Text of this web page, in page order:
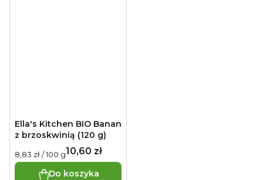
Ella's Kitchen BIO Banan
z brzoskwinią (120 g)
10,60 zł
Cena
jednostkowa:
8,83 zł / 100 g
Do koszyka